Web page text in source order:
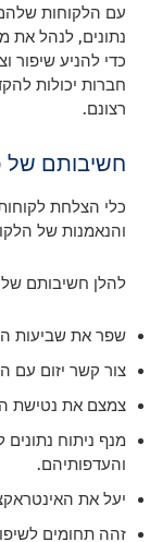
עם הלקוחות
נתונים, לנהל את
כדי להניע שיפור
חברות יכולות
רצונם.
חשיבותם של
כלי הצלחת
והנאמנות של
להלן חשיבותם
שפר את שביעות
צור קשר יזום עם
צמצם את נטישת
מנף ניתוח
והעדפותיהם.
יעל את
זהה תחומים